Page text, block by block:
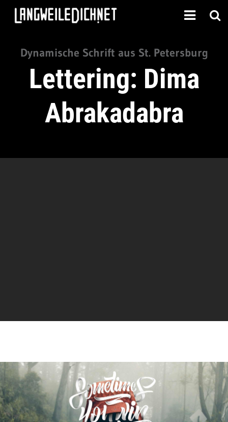
Dynamische Schrift aus St. Petersburg
Lettering: Dima
Abrakadabra